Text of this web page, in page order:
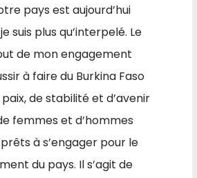
pays est aujourd’hui
suis plus qu’interpelé. Le
de mon engagement
à faire du Burkina Faso
de stabilité et d’avenir
femmes et d’hommes
à s’engager pour le
du pays. Il s’agit de